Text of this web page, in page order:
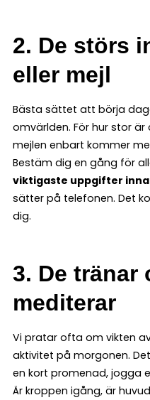
2. De störs
eller mejl
Bästa sättet att börja
omvärlden. För hur stor
mejlen enbart kommer
Bestäm dig en gång för
viktigaste uppgifter
sätter på telefonen. Det
dig.
3. De tränar
mediterar
Vi pratar ofta om vikten
aktivitet på morgonen.
en kort promenad, jogga
Är kroppen igång, är